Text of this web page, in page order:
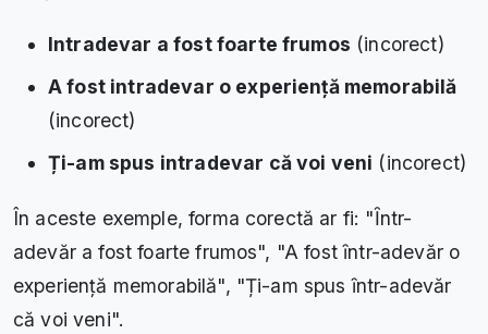
Intradevar a fost foarte frumos (incorect)
A fost intradevar o experiență memorabilă
(incorect)
Ți-am spus intradevar că voi veni (incorect)
În aceste exemple, forma corectă ar fi: "Ȋntr-
adevăr a fost foarte frumos", "A fost ȋntr-adevăr o
experiență memorabilă", "Ți-am spus ȋntr-adevăr
că voi veni".